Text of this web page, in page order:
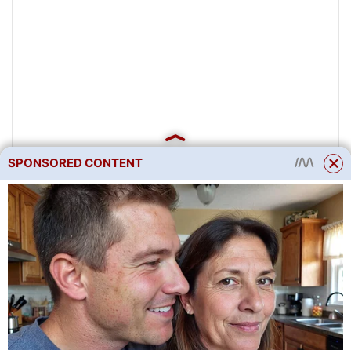
Otevřená půda, skleník
nebo kontejner?
Ve volné půdě se rozmarýn
SPONSORED CONTENT